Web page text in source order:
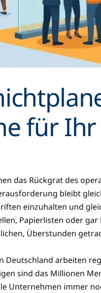
für Ihr
das Rückgrat des
bleibt
einzuhalten und
Papierlisten oder
Überstunden
Deutschland arbeiten
sind das Millionen
Unternehmen immer